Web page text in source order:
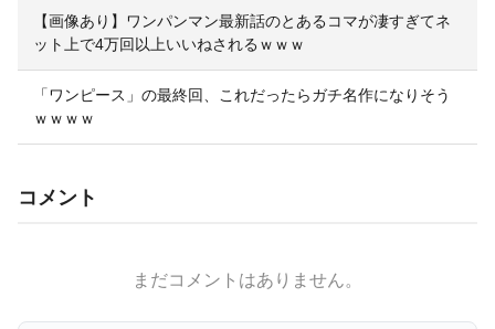
【画像あり】ワンパンマン最新話のとあるコマが凄すぎてネ
ット上で4万回以上いいねされるｗｗｗ
「ワンピース」の最終回、これだったらガチ名作になりそう
ｗｗｗｗ
コメント
まだコメントはありません。